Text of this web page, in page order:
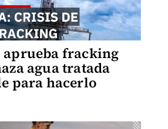
aprueba fracking
agua tratada
para hacerlo